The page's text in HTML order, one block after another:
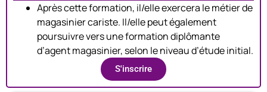
Après cette formation, il/elle exercera le métier de
magasinier cariste. Il/elle peut également
poursuivre vers une formation diplômante
d’agent magasinier, selon le niveau d’étude initial.
S'inscrire